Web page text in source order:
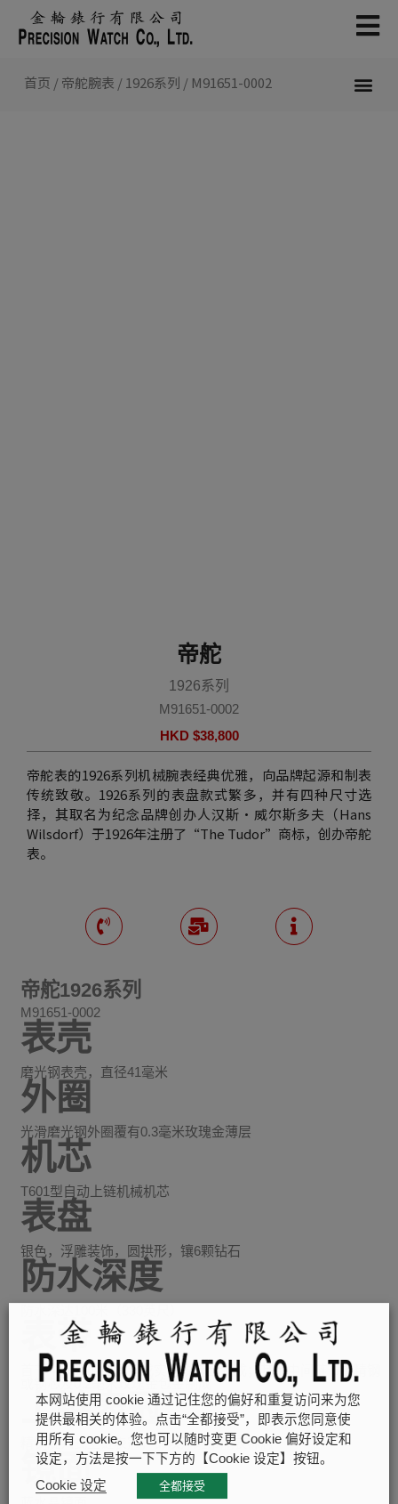
首页 /帝舵腕表 / 1926系列 / M91651-0002
帝舵
1926系列
M91651-0002
HKD $38,800
帝舵表的1926系列机械腕表经典优雅，向品牌起源和制表
传统致敬。1926系列的表盘款式繁多，并有四种尺寸选
择，其取名为纪念品牌创办人汉斯・威尔斯多夫（Hans
Wilsdorf）于1926年注册了“The Tudor”商标，创办帝舵
表。
帝舵1926系列
M91651-0002
表壳
磨光钢表壳，直径41毫米
外圈
光滑磨光钢外圈覆有0.3毫米玫瑰金薄层
机芯
T601型自动上链机械机芯
表盘
银色，浮雕装饰，圆拱形，镶6颗钻石
防水深度
表带
首节中间链节由精钢或实心玫瑰金制成；其余中间链节由精钢
或钢芯及0.2毫米玫瑰金包金制成
上链表冠
精钢旋入式上链表冠，饰以浮雕帝舵表标志
镜面
本网站使用 cookie 通过记住您的偏好和重复访问来为您
提供最相关的体验。点击“全都接受”，即表示您同意使
用所有 cookie。您也可以随时变更 Cookie 偏好设定和
设定，方法是按一下下方的【Cookie 设定】按钮。
Cookie 设定
全都接受